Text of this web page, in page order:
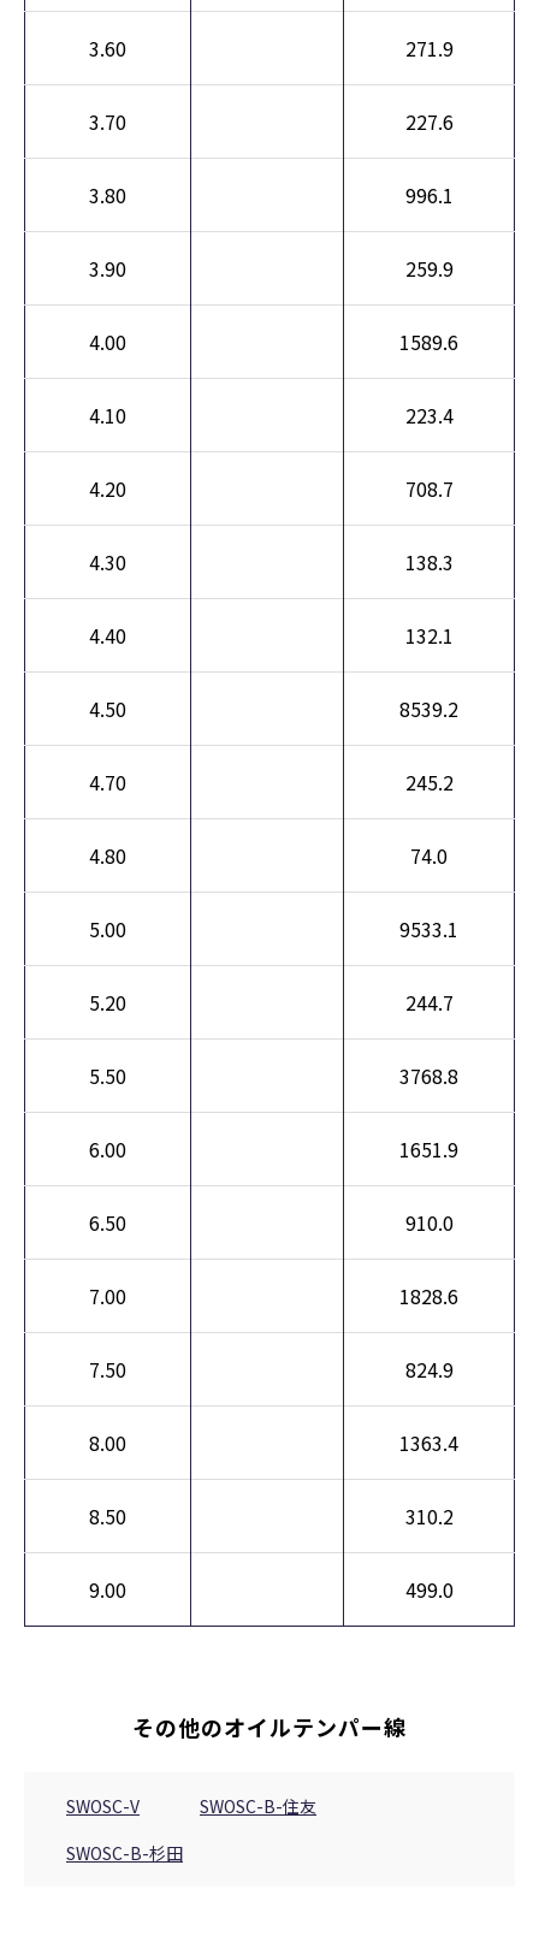
3.60 271.9
3.70 227.6
3.80 996.1
3.90 259.9
4.00 1589.6
4.10 223.4
4.20 708.7
4.30 138.3
4.40 132.1
4.50 8539.2
4.70 245.2
4.80 74.0
5.00 9533.1
5.20 244.7
5.50 3768.8
6.00 1651.9
6.50 910.0
7.00 1828.6
7.50 824.9
8.00 1363.4
8.50 310.2
9.00 499.0
その他のオイルテンパー線
SWOSC-V
SWOSC-B-住友
SWOSC-B-杉田